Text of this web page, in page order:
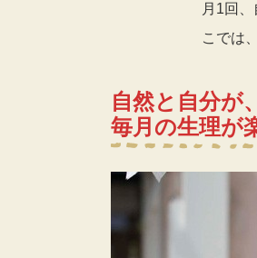
月1回
こでは
自然と自分が
毎月の生理が